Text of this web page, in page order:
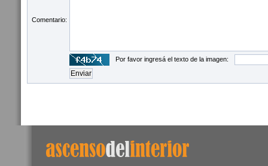
Comentario:
Por favor ingresá el texto de la imagen: